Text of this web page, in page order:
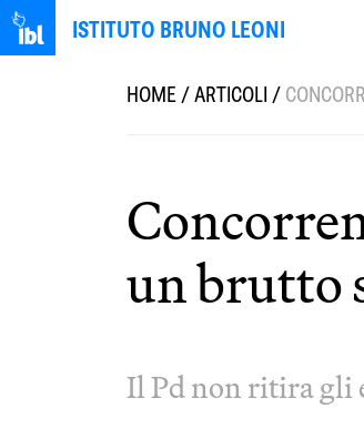
ISTITUTO BRUNO LEONI
HOME/ARTICOLI/
un brutto
Il Pd non ritira gli